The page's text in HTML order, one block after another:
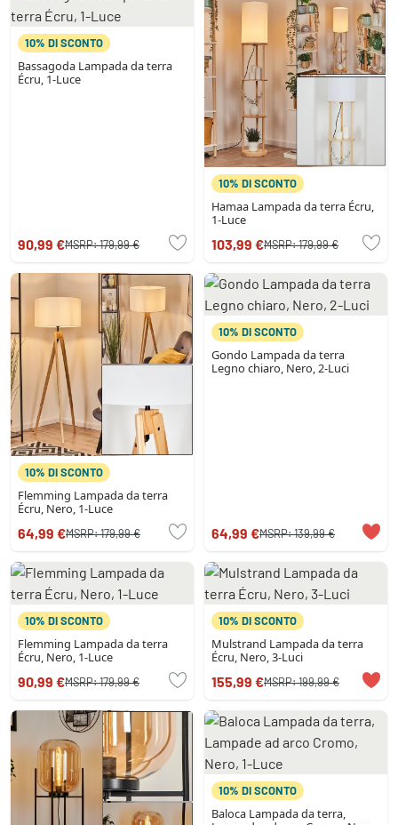
10% DI SCONTO
Bassagoda Lampada da terra
Écru, 1-Luce
90,99 €MSRP:179,99 €
10% DI SCONTO
Hamaa Lampada da terra Écru,
1-Luce
103,99 €MSRP:179,99 €
10% DI SCONTO
Flemming Lampada da terra
Écru, Nero, 1-Luce
64,99 €MSRP:179,99 €
10% DI SCONTO
Gondo Lampada da terra
Legno chiaro, Nero, 2-Luci
64,99 €MSRP:139,99 €
10% DI SCONTO
Flemming Lampada da terra
Écru, Nero, 1-Luce
90,99 €MSRP:179,99 €
10% DI SCONTO
Mulstrand Lampada da terra
Écru, Nero, 3-Luci
155,99 €MSRP:199,99 €
10% DI SCONTO
Baloca Lampada da terra,